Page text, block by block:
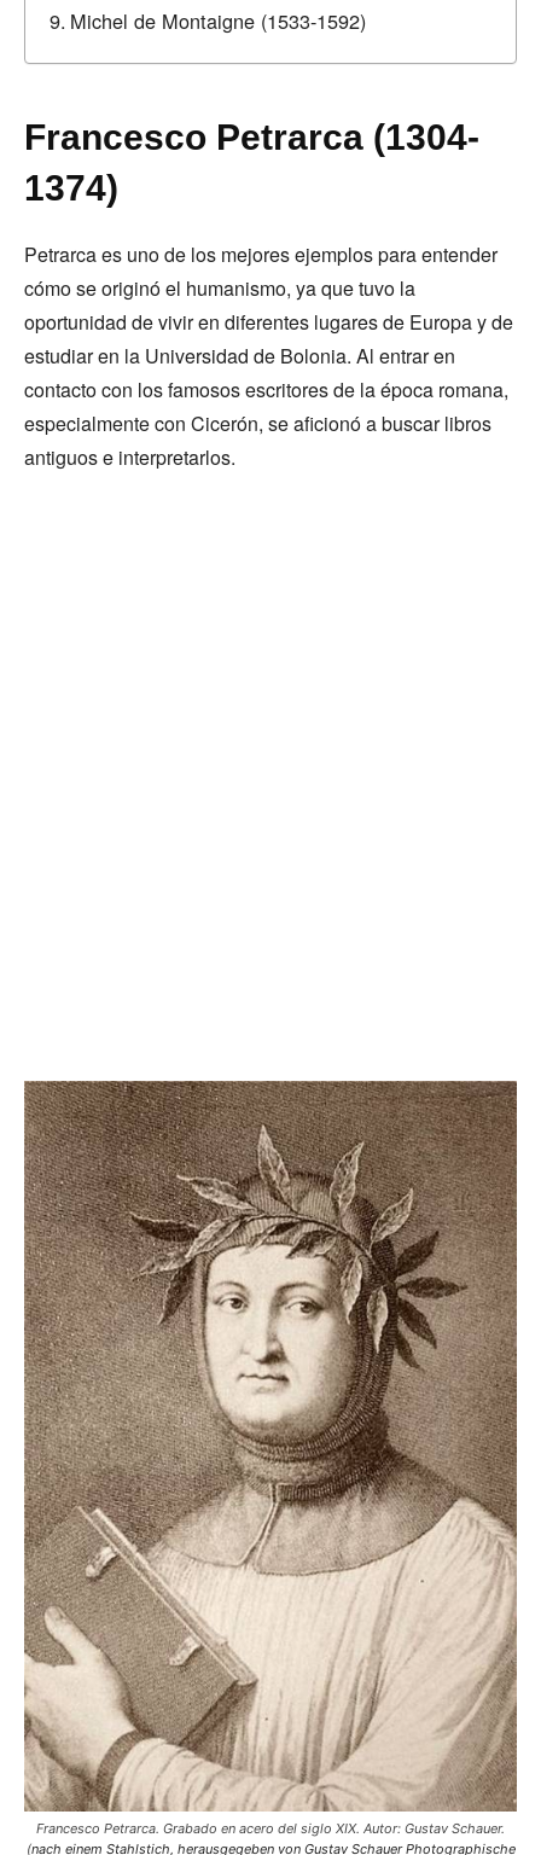
Michel de Montaigne (1533-1592)
Francesco Petrarca (1304-
1374)
Petrarca es uno de los mejores ejemplos para entender
cómo se originó el humanismo, ya que tuvo la
oportunidad de vivir en diferentes lugares de Europa y de
estudiar en la Universidad de Bolonia. Al entrar en
contacto con los famosos escritores de la época romana,
especialmente con Cicerón, se aficionó a buscar libros
antiguos e interpretarlos.
Francesco Petrarca. Grabado en acero del siglo XIX. Autor: Gustav Schauer.
(nach einem Stahlstich, herausgegeben von Gustav Schauer Photographische